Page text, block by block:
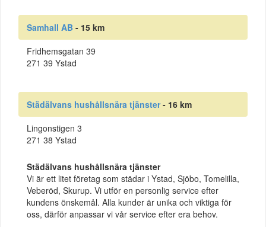
Samhall AB - 15 km
Fridhemsgatan 39
271 39 Ystad
Städälvans hushållsnära tjänster- 16 km
Lingonstigen 3
271 38 Ystad
Städälvans hushållsnära tjänster
Vi är ett litet företag som städar i Ystad, Sjöbo, Tomelilla,
Veberöd, Skurup. Vi utför en personlig service efter
kundens önskemål. Alla kunder är unika och viktiga för
oss, därför anpassar vi vår service efter era behov.